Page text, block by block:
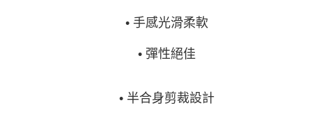
• 手感光滑柔軟
• 彈性絕佳
• 半合身剪裁設計